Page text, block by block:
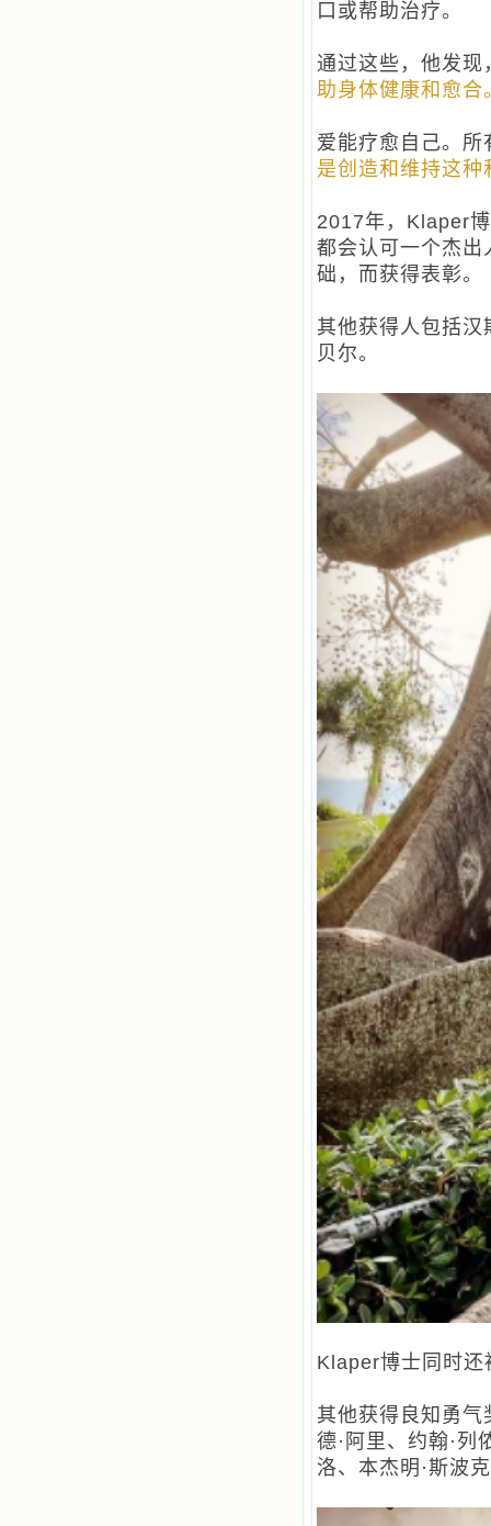
口或帮助治疗。
通过这些，他发现
助身体健康和愈合
爱能疗愈自己。
是创造和维持这种
2017年，Klaper
都会认可一个杰出
础，而获得表彰。
其他获得人包括汉
贝尔。
Klaper博士同时还
其他获得良知勇气
德·阿里、约翰·列
洛、本杰明·斯波